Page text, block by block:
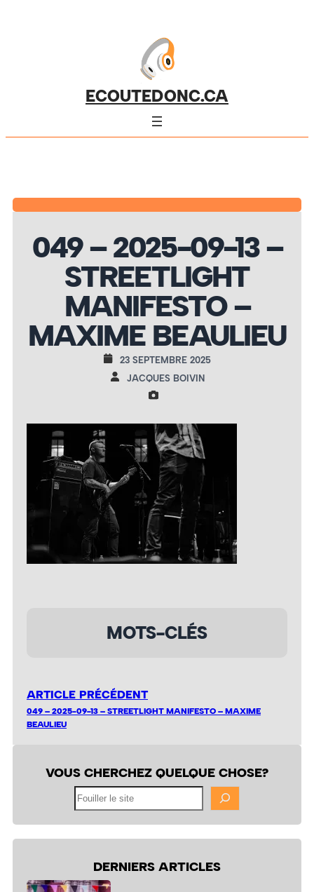
ECOUTEDONC.CA
049 – 2025-09-13 –
STREETLIGHT
MANIFESTO –
MAXIME BEAULIEU
23 SEPTEMBRE 2025
JACQUES BOIVIN
MOTS-CLÉS
ARTICLE PRÉCÉDENT
049 – 2025-09-13 – STREETLIGHT MANIFESTO – MAXIME
BEAULIEU
VOUS CHERCHEZ QUELQUE CHOSE?
DERNIERS ARTICLES